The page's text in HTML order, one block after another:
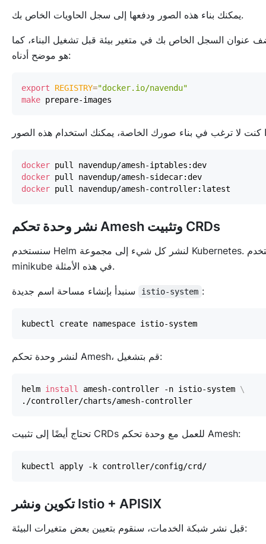
يمكنك بناء هذه الصور ودفعها إلى سجل الحاويات الخاص بك.
عنوان السجل الخاص بك في متغير بيئة قبل تشغيل البناء، كما
هو موضح أدناه:
export REGISTRY="docker.io/navendu"
make
docker
docker
docker
نشر وحدة تحكم Amesh وتثبيت CRDs
سنستخدم Helm لنشر كل شيء إلى مجموعة Kubernetes. أستخدم
minikube في هذه الأمثلة.
istio-system :
لنشر وحدة تحكم Amesh، قم بتشغيل:
helm install amesh-controller -n istio-system \
تحتاج أيضًا إلى تثبيت CRDs للعمل مع وحدة تحكم Amesh:
تكوين ونشر Istio + APISIX
قبل نشر شبكة الخدمات، سنقوم بتعيين بعض متغيرات البيئة: